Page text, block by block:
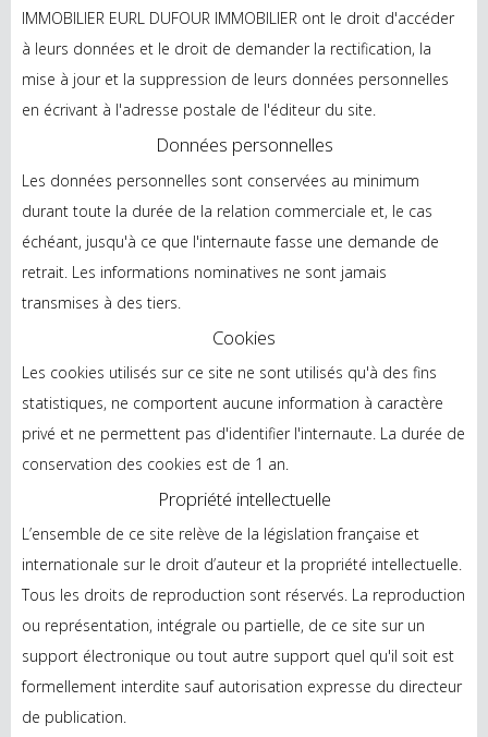
IMMOBILIER EURL DUFOUR IMMOBILIER ont le droit d'accéder
à leurs données et le droit de demander la rectification, la
mise à jour et la suppression de leurs données personnelles
en écrivant à l'adresse postale de l'éditeur du site.
Données personnelles
Les données personnelles sont conservées au minimum
durant toute la durée de la relation commerciale et, le cas
échéant, jusqu'à ce que l'internaute fasse une demande de
retrait. Les informations nominatives ne sont jamais
transmises à des tiers.
Cookies
Les cookies utilisés sur ce site ne sont utilisés qu'à des fins
statistiques, ne comportent aucune information à caractère
privé et ne permettent pas d'identifier l'internaute. La durée de
conservation des cookies est de 1 an.
Propriété intellectuelle
L’ensemble de ce site relève de la législation française et
internationale sur le droit d’auteur et la propriété intellectuelle.
Tous les droits de reproduction sont réservés. La reproduction
ou représentation, intégrale ou partielle, de ce site sur un
support électronique ou tout autre support quel qu'il soit est
formellement interdite sauf autorisation expresse du directeur
de publication.